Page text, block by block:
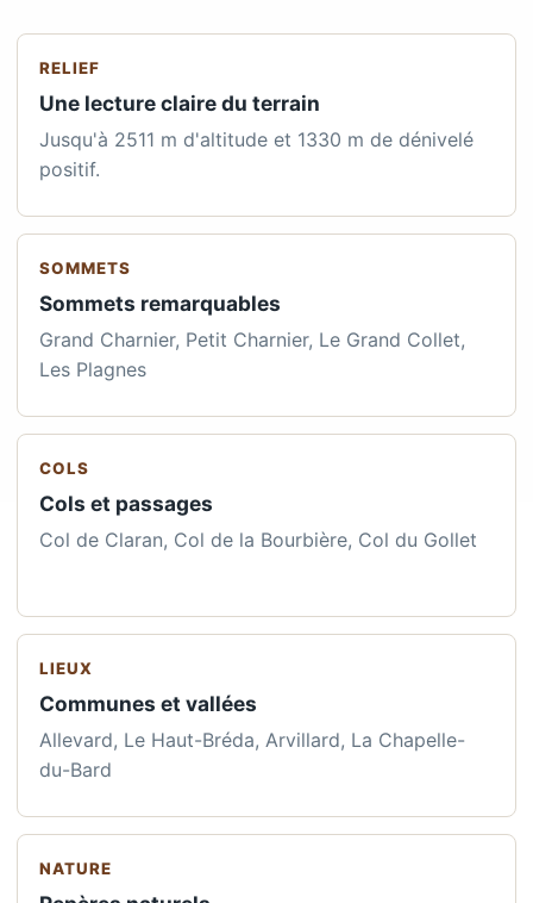
RELIEF
Une lecture claire du terrain
Jusqu'à 2511 m d'altitude et 1330 m de dénivelé
positif.
SOMMETS
Sommets remarquables
Grand Charnier, Petit Charnier, Le Grand Collet,
Les Plagnes
COLS
Cols et passages
Col de Claran, Col de la Bourbière, Col du Gollet
LIEUX
Communes et vallées
Allevard, Le Haut-Bréda, Arvillard, La Chapelle-
du-Bard
NATURE